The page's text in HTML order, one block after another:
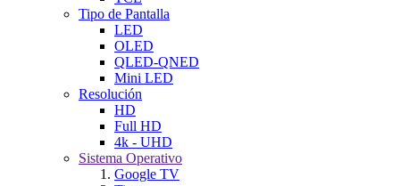
Tipo de Pantalla
LED
OLED
QLED-QNED
Mini LED
Resolución
HD
Full HD
4k - UHD
Sistema Operativo
Google TV